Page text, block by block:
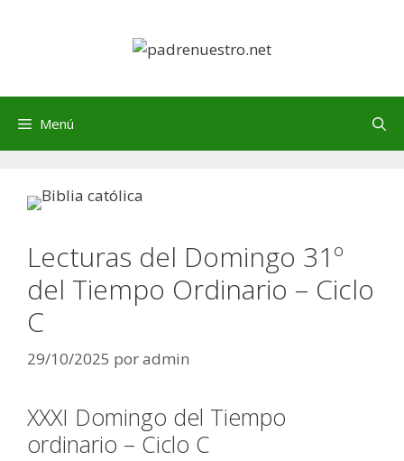
Menú
Lecturas del Domingo 31º
del Tiempo Ordinario – Ciclo
C
29/10/2025 poradmin
XXXI Domingo del Tiempo
ordinario – Ciclo C